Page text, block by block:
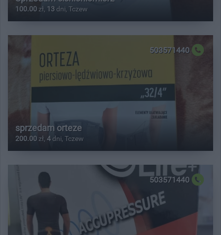
100.00 zł, 13 dni, Tczew
503571440
sprzedam orteze
200.00 zł, 4 dni, Tczew
503571440